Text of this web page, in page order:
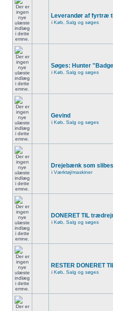
Leverandør af fyrtræ
i Køb, Salg og søges
Søges: Hunter
i Køb, Salg og søges
Gevind
i Køb, Salg og søges
Drejebænk som
i Værktøj/maskiner
DONERET TIL
i Køb, Salg og søges
RESTER DONERET
i Køb, Salg og søges